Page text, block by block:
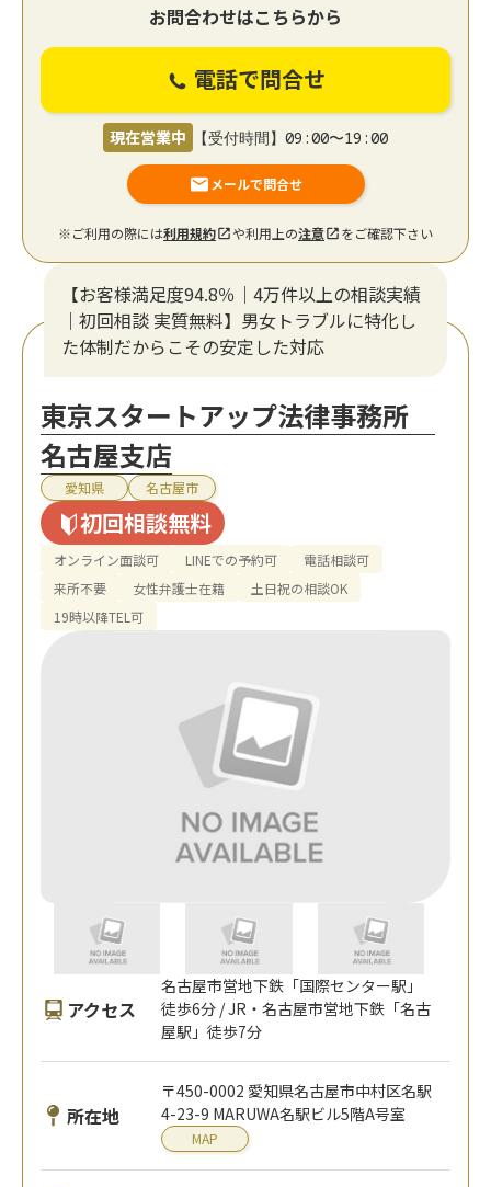
お問合わせはこちらから
電話で問合せ
現在営業中 【受付時間】09:00〜19:00
メールで問合せ
※ご利用の際には利用規約 や利用上の注意 をご確認下さい
【お客様満足度94.8％｜4万件以上の相談実績
｜初回相談 実質無料】男女トラブルに特化し
た体制だからこその安定した対応
東京スタートアップ法律事務所
名古屋支店
愛知県 名古屋市
初回相談無料
オンライン面談可 LINEでの予約可
電話相談可
来所不要
女性弁護士在籍
土日祝の相談OK
19時以降TEL可
アクセス
名古屋市営地下鉄「国際センター駅」
徒歩6分 / JR・名古屋市営地下鉄「名古
屋駅」徒歩7分
所在地
〒450-0002 愛知県名古屋市中村区名駅
4-23-9 MARUWA名駅ビル5階A号室
MAP